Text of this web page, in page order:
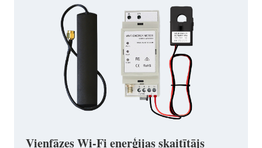
Vienfāzes Wi-Fi enerģijas skaitītājs